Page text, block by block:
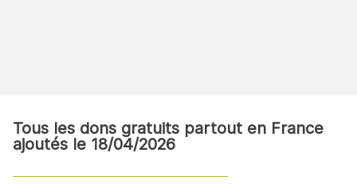
Tous les dons gratuits partout en France
ajoutés le 18/04/2026